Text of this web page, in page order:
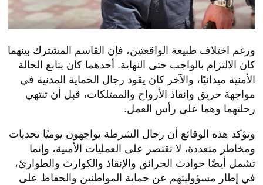
ورغم اختلاف طبيعة الواقعتين، فإن القاسم المشترك بينهما
كان الالتزام بالواجب حتى النهاية. أحدهما كان يتابع الحالة
الأمنية ميدانيًا، والآخر كان يقود رجال الحماية المدنية في
مواجهة حريق وإنقاذ الأرواح والممتلكات، قبل أن تنتهي
رحلتهما وهما على رأس العمل.
وتؤكد هذه الوقائع أن رجال الشرطة يواجهون يوميًا تحديات
ومخاطر متعددة، لا تقتصر على العمليات الأمنية، وإنما
تشمل أيضًا حوادث الحرائق والإنقاذ والكوارث والطوارئ،
في إطار مسؤوليتهم عن حماية المواطنين والحفاظ على